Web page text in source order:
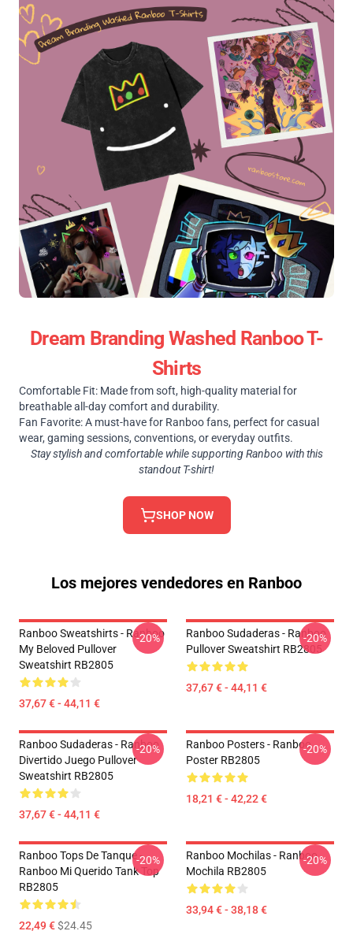
Dream Branding Washed Ranboo T-
Shirts
Comfortable Fit: Made from soft, high-quality material for
breathable all-day comfort and durability.
Fan Favorite: A must-have for Ranboo fans, perfect for casual
wear, gaming sessions, conventions, or everyday outfits.
Stay stylish and comfortable while supporting Ranboo with this
standout T-shirt!
SHOP NOW
Los mejores vendedores en Ranboo
Ranboo Sweatshirts - Ranboo
My Beloved Pullover
Sweatshirt RB2805
37,67 € - 44,11 €
-20%
Ranboo Sudaderas - Ranboo
Pullover Sweatshirt RB2805
37,67 € - 44,11 €
-20%
Ranboo Sudaderas - Ranboo
Divertido Juego Pullover
Sweatshirt RB2805
37,67 € - 44,11 €
-20%
Ranboo Posters - Ranboo
Poster RB2805
18,21 € - 42,22 €
-20%
Ranboo Tops De Tanque -
Ranboo Mi Querido Tank Top
RB2805
22,49 €$24.45
-20%
Ranboo Mochilas - Ranboo
Mochila RB2805
33,94 € - 38,18 €
-20%